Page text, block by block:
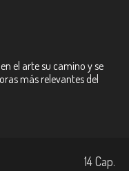
el arte su camino y se
más relevantes del
14Cap.